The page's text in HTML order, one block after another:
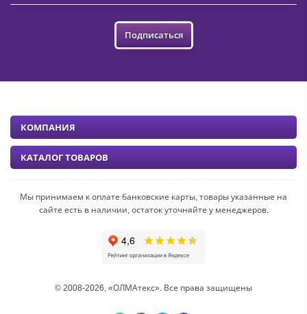
Подписаться
Мы принимаем к оплате банковские карты, товары указанные на
сайте есть в наличии, остаток уточняйте у менеджеров.
© 2008-2026, «ОЛМАтекс». Все права защищены
КОМПАНИЯ
КАТАЛОГ ТОВАРОВ